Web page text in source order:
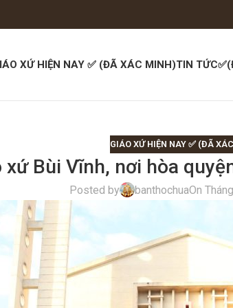
XỨ HIỆN NAY ✅ (ĐÃ XÁC MINH)TIN
GIÁO XỨ HIỆN NAY ✅ (ĐÃ
xứ Bùi Vĩnh, nơi hòa
Posted by banthochuaOn